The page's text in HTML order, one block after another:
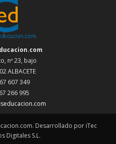
nº 23, bajo
ALBACETE
607 349
266 995
Desarrollado por iTec
Digitales S.L.